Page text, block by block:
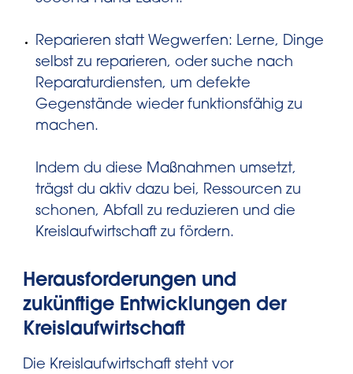
Reparieren statt Wegwerfen: Lerne, Dinge
selbst zu reparieren, oder suche nach
Reparaturdiensten, um defekte
Gegenstände wieder funktionsfähig zu
machen.
Indem du diese Maßnahmen umsetzt,
trägst du aktiv dazu bei, Ressourcen zu
schonen, Abfall zu reduzieren und die
Kreislaufwirtschaft zu fördern.
Herausforderungen und
zukünftige Entwicklungen der
Kreislaufwirtschaft
Die Kreislaufwirtschaft steht vor